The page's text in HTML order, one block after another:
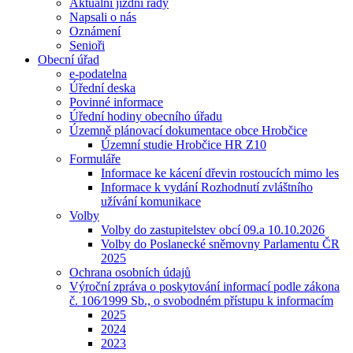
Aktuální jízdní řády
Napsali o nás
Oznámení
Senioři
Obecní úřad
e-podatelna
Úřední deska
Povinné informace
Úřední hodiny obecního úřadu
Územně plánovací dokumentace obce Hrobčice
Územní studie Hrobčice HR Z10
Formuláře
Informace ke kácení dřevin rostoucích mimo les
Informace k vydání Rozhodnutí zvláštního
užívání komunikace
Volby
Volby do zastupitelstev obcí 09.a 10.10.2026
Volby do Poslanecké sněmovny Parlamentu ČR
2025
Ochrana osobních údajů
Výroční zpráva o poskytování informací podle zákona
č. 106⁄1999 Sb., o svobodném přístupu k informacím
2025
2024
2023